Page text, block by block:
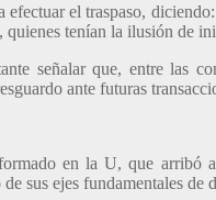
el traspaso,
tenían la ilusión de
señalar que, entre las
ante futuras
en la U, que
sus ejes fundamentales de